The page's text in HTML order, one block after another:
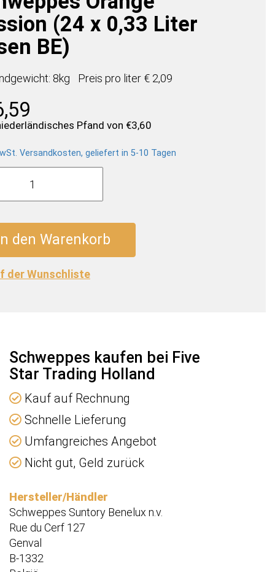
(24 x 0,33 Liter
BE)
8kg Preis pro liter € 2,09
Pfand von €3,60
Versandkosten, geliefert in 5-10 Tagen
den Warenkorb
der Wunschliste
Schweppes kaufen bei Five
Star Trading Holland
Kauf auf Rechnung
Schnelle Lieferung
Umfangreiches Angebot
Nicht gut, Geld zurück
Hersteller/Händler
Schweppes Suntory Benelux n.v.
Rue du Cerf 127
Genval
B-1332